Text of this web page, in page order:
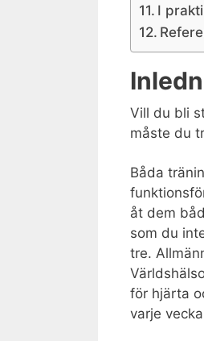
I
Vill du bli
måste du
Båda
åt dem
som du
tre.
för hjärta
varje